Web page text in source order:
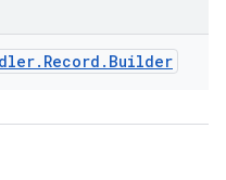
. Record . Builder